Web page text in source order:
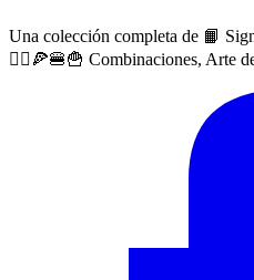
Una colección completa de 📙
🙅‍♀️🍕🍔🍟 Combinaciones, Arte